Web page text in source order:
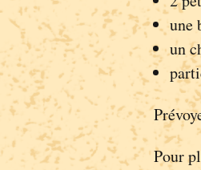
une
un
Pour